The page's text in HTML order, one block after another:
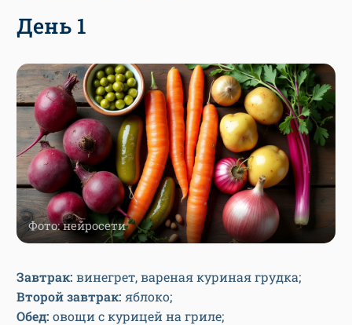
День 1
Фото: нейросети
Завтрак: винегрет, вареная куриная грудка;
Второй завтрак: яблоко;
Обед: овощи с курицей на гриле;